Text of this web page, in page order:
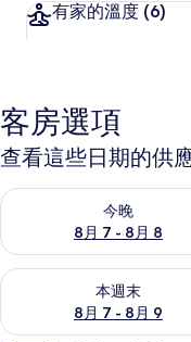
有家的溫度 (6)
客房選項
查看這些日期的供
今晚
8月 7 - 8月 8
查看今晚 (8月 7 - 8月 8)
本週末
8月 7 - 8月 9
查看本週末 (8月 7 - 8月